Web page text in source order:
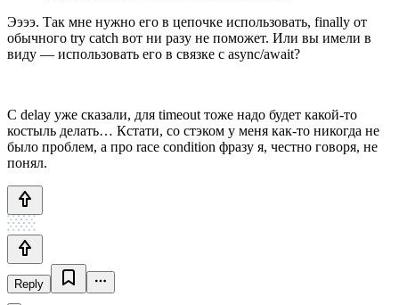
Ээээ. Так мне нужно его в цепочке использовать, finally от
обычного try catch вот ни разу не поможет. Или вы имели в
виду — использовать его в связке с async/await?
C delay уже сказали, для timeout тоже надо будет какой-то
костыль делать… Кстати, со стэком у меня как-то никогда не
было проблем, а про race condition фразу я, честно говоря, не
понял.
Reply